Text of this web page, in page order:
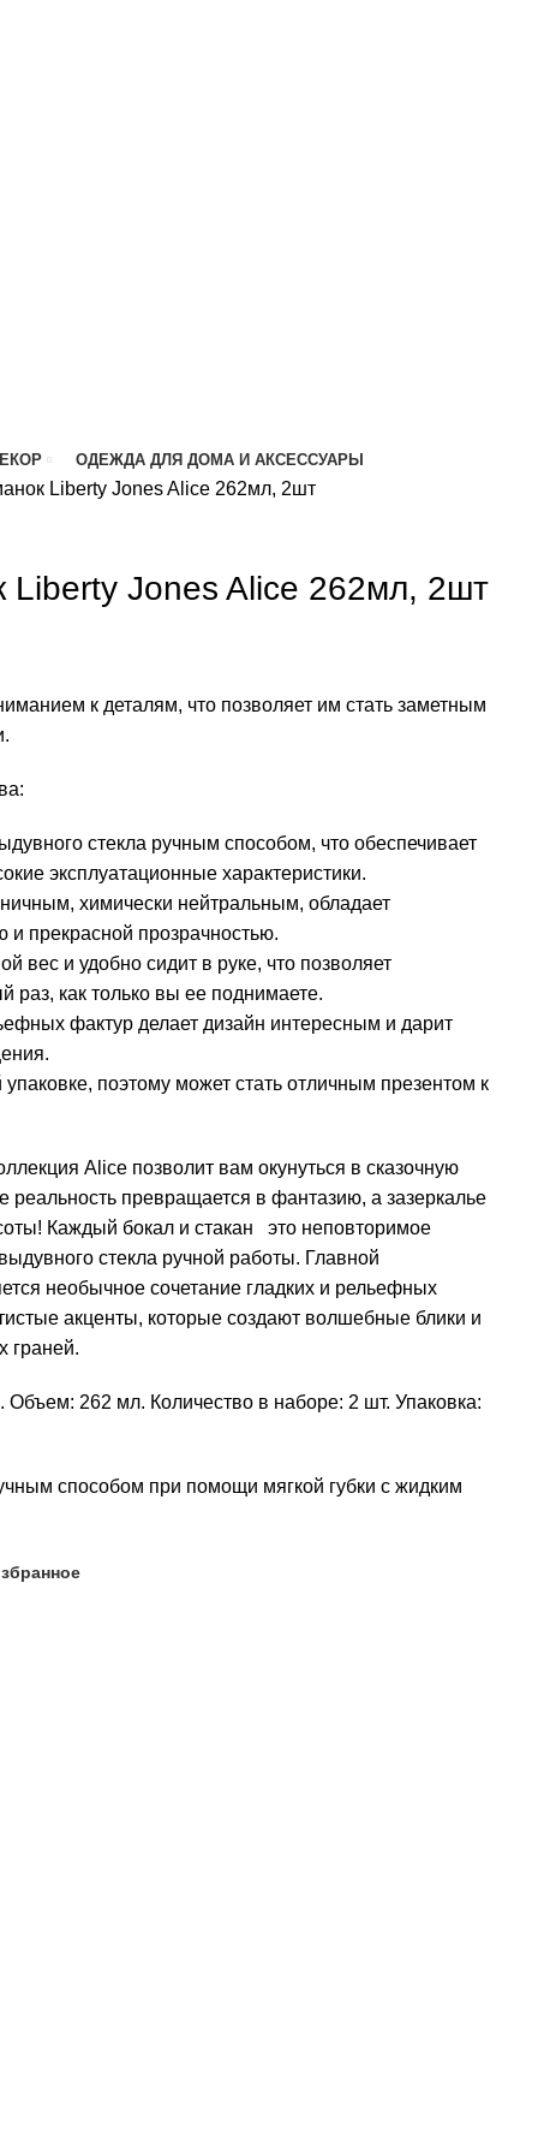
ОДЕЖДА ДЛЯ ДОМА И АКСЕССУАРЫ
Liberty Jones Alice 262мл, 2шт
Liberty Jones Alice 262мл, 2шт
к деталям, что позволяет им стать заметным
стекла ручным способом, что обеспечивает
эксплуатационные характеристики.
химически нейтральным, обладает
и прекрасной прозрачностью.
вес и удобно сидит в руке, что позволяет
раз, как только вы ее поднимаете.
фактур делает дизайн интересным и дарит
поэтому может стать отличным презентом к
Alice позволит вам окунуться в сказочную
реальность превращается в фантазию, а зазеркалье
Каждый бокал и стакан это неповторимое
стекла ручной работы. Главной
необычное сочетание гладких и рельефных
акценты, которые создают волшебные блики и
граней.
262 мл. Количество в наборе: 2 шт. Упаковка:
способом при помощи мягкой губки с жидким